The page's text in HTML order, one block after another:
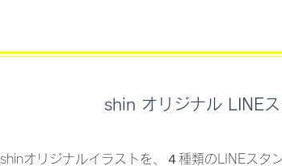
shin オリジナル LINEス
shinオリジナルイラストを、４種類のLINEスタ